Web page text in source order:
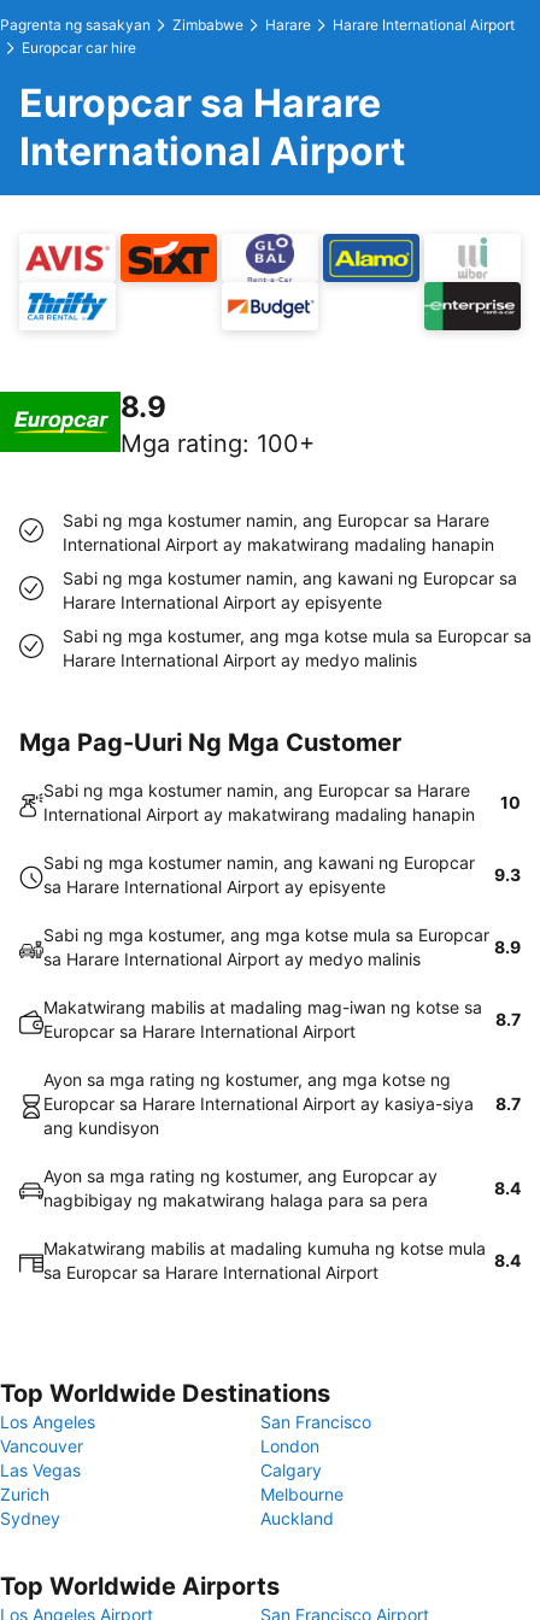
Pagrenta ng sasakyan Zimbabwe Harare
Harare International Airport
Europcar car hire
Europcar sa Harare
International Airport
8.9
Mga rating: 100+
Sabi ng mga kostumer namin, ang Europcar sa Harare
International Airport ay makatwirang madaling hanapin
Sabi ng mga kostumer namin, ang kawani ng Europcar sa
Harare International Airport ay episyente
Sabi ng mga kostumer, ang mga kotse mula sa Europcar sa
Harare International Airport ay medyo malinis
Mga Pag-Uuri Ng Mga Customer
Sabi ng mga kostumer namin, ang Europcar sa Harare
International Airport ay makatwirang madaling hanapin
10
Sabi ng mga kostumer namin, ang kawani ng Europcar
sa Harare International Airport ay episyente
9.3
Sabi ng mga kostumer, ang mga kotse mula sa Europcar
sa Harare International Airport ay medyo malinis
8.9
Makatwirang mabilis at madaling mag-iwan ng kotse sa
Europcar sa Harare International Airport
8.7
Ayon sa mga rating ng kostumer, ang mga kotse ng
Europcar sa Harare International Airport ay kasiya-siya
ang kundisyon
8.7
Ayon sa mga rating ng kostumer, ang Europcar ay
nagbibigay ng makatwirang halaga para sa pera
8.4
Makatwirang mabilis at madaling kumuha ng kotse mula
sa Europcar sa Harare International Airport
8.4
Top Worldwide Destinations
Los Angeles
San Francisco
Vancouver
London
Las Vegas
Calgary
Zurich
Melbourne
Sydney
Auckland
Top Worldwide Airports
Los Angeles Airport San Francisco Airport